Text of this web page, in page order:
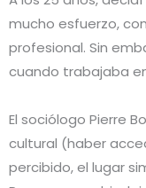
mucho esfuerzo,
profesional. Sin
cuando trabajaba
El sociólogo Pierre
cultural (haber
percibido, el lugar